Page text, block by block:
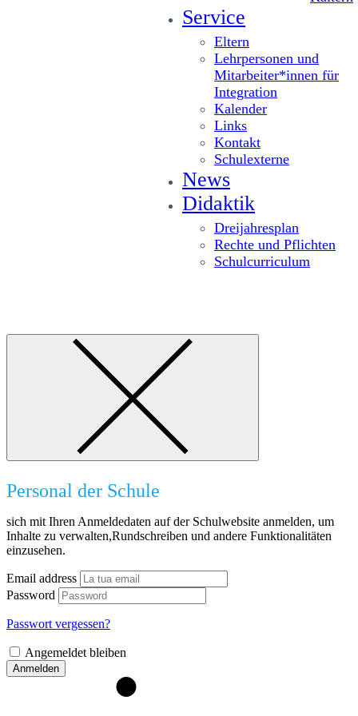
Service
Eltern
Lehrpersonen und
Mitarbeiter*innen für
Integration
Kalender
Links
Kontakt
Schulexterne
News
Didaktik
Dreijahresplan
Rechte und Pflichten
Schulcurriculum
Personal der Schule
sich mit Ihren Anmeldedaten auf der Schulwebsite anmelden, um
Inhalte zu verwalten,Rundschreiben und andere Funktionalitäten
einzusehen.
Email address
Password
Passwort vergessen?
Angemeldet bleiben
Anmelden